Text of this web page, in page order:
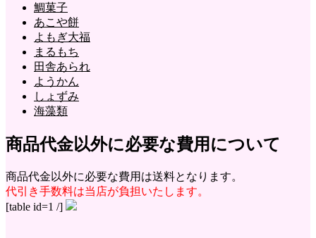
鯛菓子
あこや餅
よもぎ大福
まるもち
田舎あられ
ようかん
しょずみ
海藻類
商品代金以外に必要な費用について
商品代金以外に必要な費用は送料となります。
代引き手数料は当店が負担いたします。
[table id=1 /]